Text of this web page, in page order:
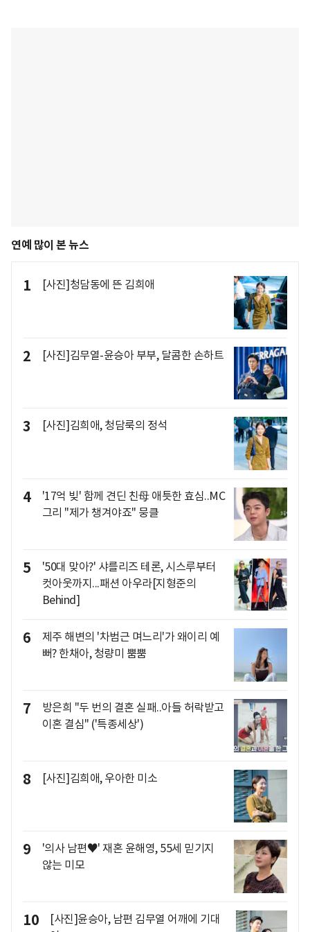
연예 많이 본 뉴스
1 [사진]청담동에 뜬 김희애
2 [사진]김무열-윤승아 부부, 달콤한 손하트
3 [사진]김희애, 청담룩의 정석
4
'17억 빚' 함께 견딘 친母 애틋한 효심..MC
그리 "제가 챙겨야죠" 뭉클
5
'50대 맞아?' 샤를리즈 테론, 시스루부터
컷아웃까지...패션 아우라[지형준의
Behind]
6
제주 해변의 '차범근 며느리'가 왜이리 예
뻐? 한채아, 청량미 뿜뿜
7
방은희 "두 번의 결혼 실패..아들 허락받고
이혼 결심" ('특종세상')
8 [사진]김희애, 우아한 미소
9
'의사 남편♥' 재혼 윤해영, 55세 믿기지
않는 미모
10
[사진]윤승아, 남편 김무열 어깨에 기대